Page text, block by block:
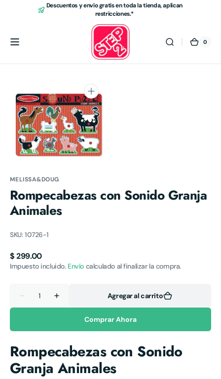
directamente
Descuentos y envío gratis en toda la tienda, aplican
restricciones.*
0
0
Abrir
elemento
multimedia
1
en
MELISSA&DOUG
Rompecabezas con Sonido Granja
Animales
SKU:10726-1
Precio
habitual
$ 299.00
Impuesto incluido. Envío calculado al finalizar la compra.
Reducir
cantidad
Animales
Aumentar
cantidad
Rompecabezas
Animales
Agregar al carrito
Comprar Ahora
Rompecabezas con Sonido
Granja Animales